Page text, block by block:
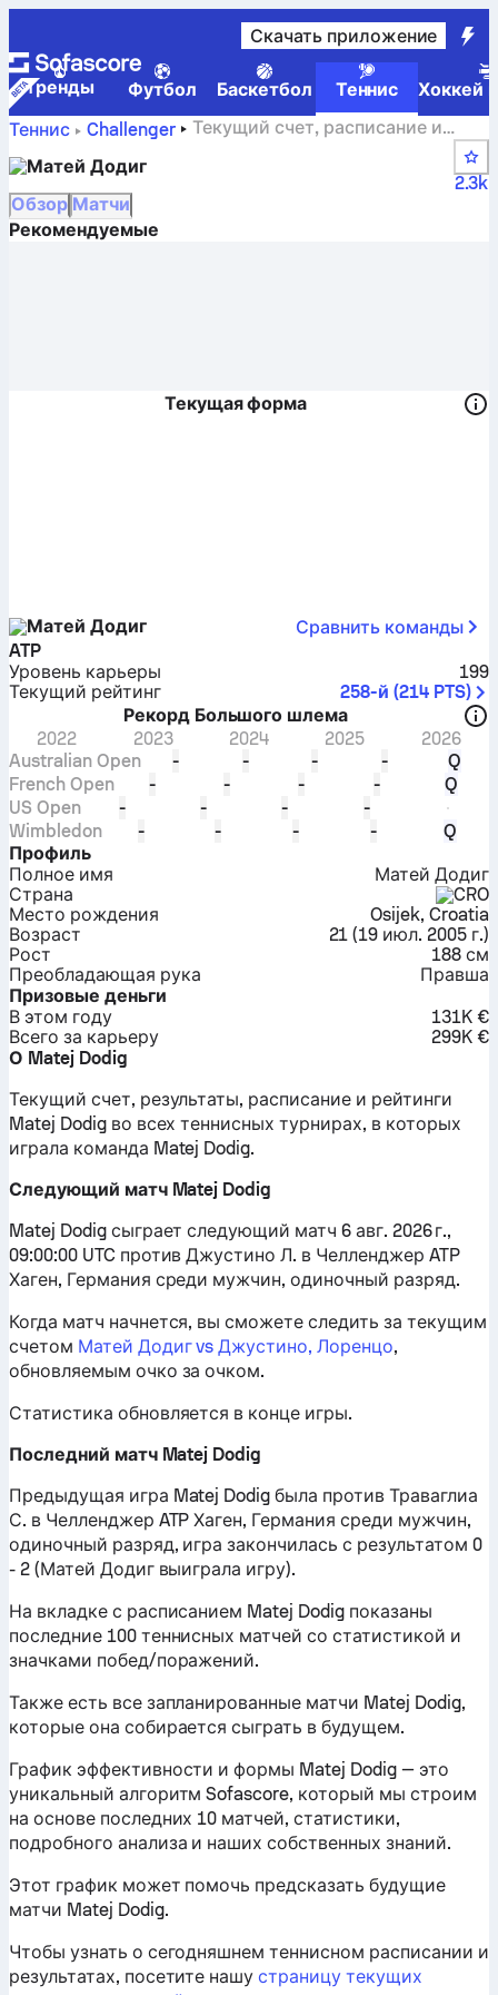
Скачать приложение
Tренды Футбол Баскетбол Теннис
Хоккей
Теннис
Challenger
Текущий счет, расписание и
Матей Додиг
2.3k
Обзор Матчи
Рекомендуемые
Текущая форма
Матей Додиг
Сравнить команды
ATP
Уровень карьеры
199
Текущий рейтинг
258-й (214 PTS)
Рекорд Большого шлема
2022
2023 2024 2025
2026
Australian Open
- - - -
Q
French Open
- - - -
Q
US Open
- - -
-
Wimbledon
- - - -
Q
Профиль
Полное имя
Матей Додиг
Страна
CRO
Место рождения
Osijek, Croatia
Возраст
21 (19 июл. 2005 г.)
Рост
188 см
Преобладающая рука
Правша
Призовые деньги
В этом году
131K €
Всего за карьеру
299K €
О Matej Dodig
Текущий счет, результаты, расписание и рейтинги
Matej Dodig во всех теннисных турнирах, в которых
играла команда Matej Dodig.
Следующий матч Matej Dodig
Matej Dodig сыграет следующий матч 6 авг. 2026 г.,
09:00:00 UTC против Джустино Л. в Челленджер ATP
Хаген, Германия среди мужчин, одиночный разряд.
Когда матч начнется, вы сможете следить за текущим
счетом Матей Додиг vs Джустино, Лоренцо,
обновляемым очко за очком.
Статистика обновляется в конце игры.
Последний матч Matej Dodig
Предыдущая игра Matej Dodig была против Траваглиа
С. в Челленджер ATP Хаген, Германия среди мужчин,
одиночный разряд, игра закончилась с результатом 0
- 2 (Матей Додиг выиграла игру).
На вкладке с расписанием Matej Dodig показаны
последние 100 теннисных матчей со статистикой и
значками побед/поражений.
Также есть все запланированные матчи Matej Dodig,
которые она собирается сыграть в будущем.
График эффективности и формы Matej Dodig — это
уникальный алгоритм Sofascore, который мы строим
на основе последних 10 матчей, статистики,
подробного анализа и наших собственных знаний.
Этот график может помочь предсказать будущие
матчи Matej Dodig.
Чтобы узнать о сегодняшнем теннисном расписании и
результатах, посетите нашустраницу текущих